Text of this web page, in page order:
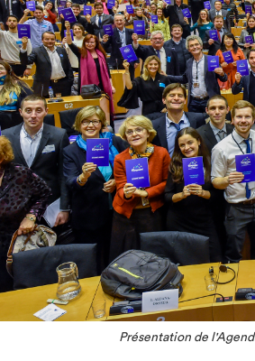
Présentation de